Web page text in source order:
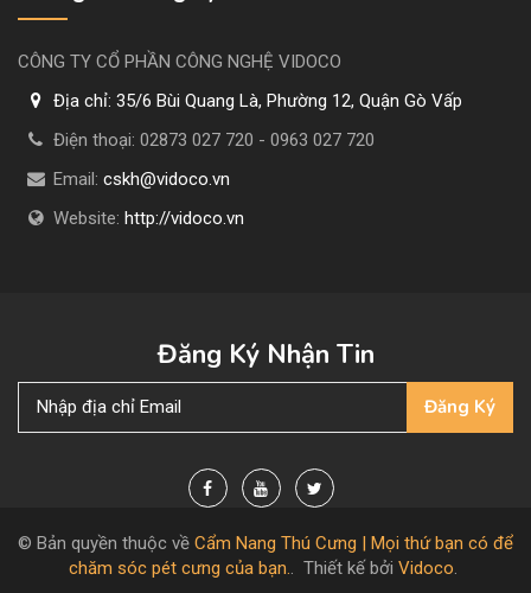
CÔNG TY CỔ PHẦN CÔNG NGHỆ VIDOCO
Địa chỉ: 35/6 Bùi Quang Là, Phường 12, Quận Gò Vấp
Điện thoại: 02873 027 720 - 0963 027 720
Email: cskh@vidoco.vn
Website: http://vidoco.vn
Đăng Ký Nhận Tin
Đăng Ký
© Bản quyền thuộc về Cẩm Nang Thú Cưng | Mọi thứ bạn có để
chăm sóc pét cưng của bạn.. Thiết kế bởi Vidoco.